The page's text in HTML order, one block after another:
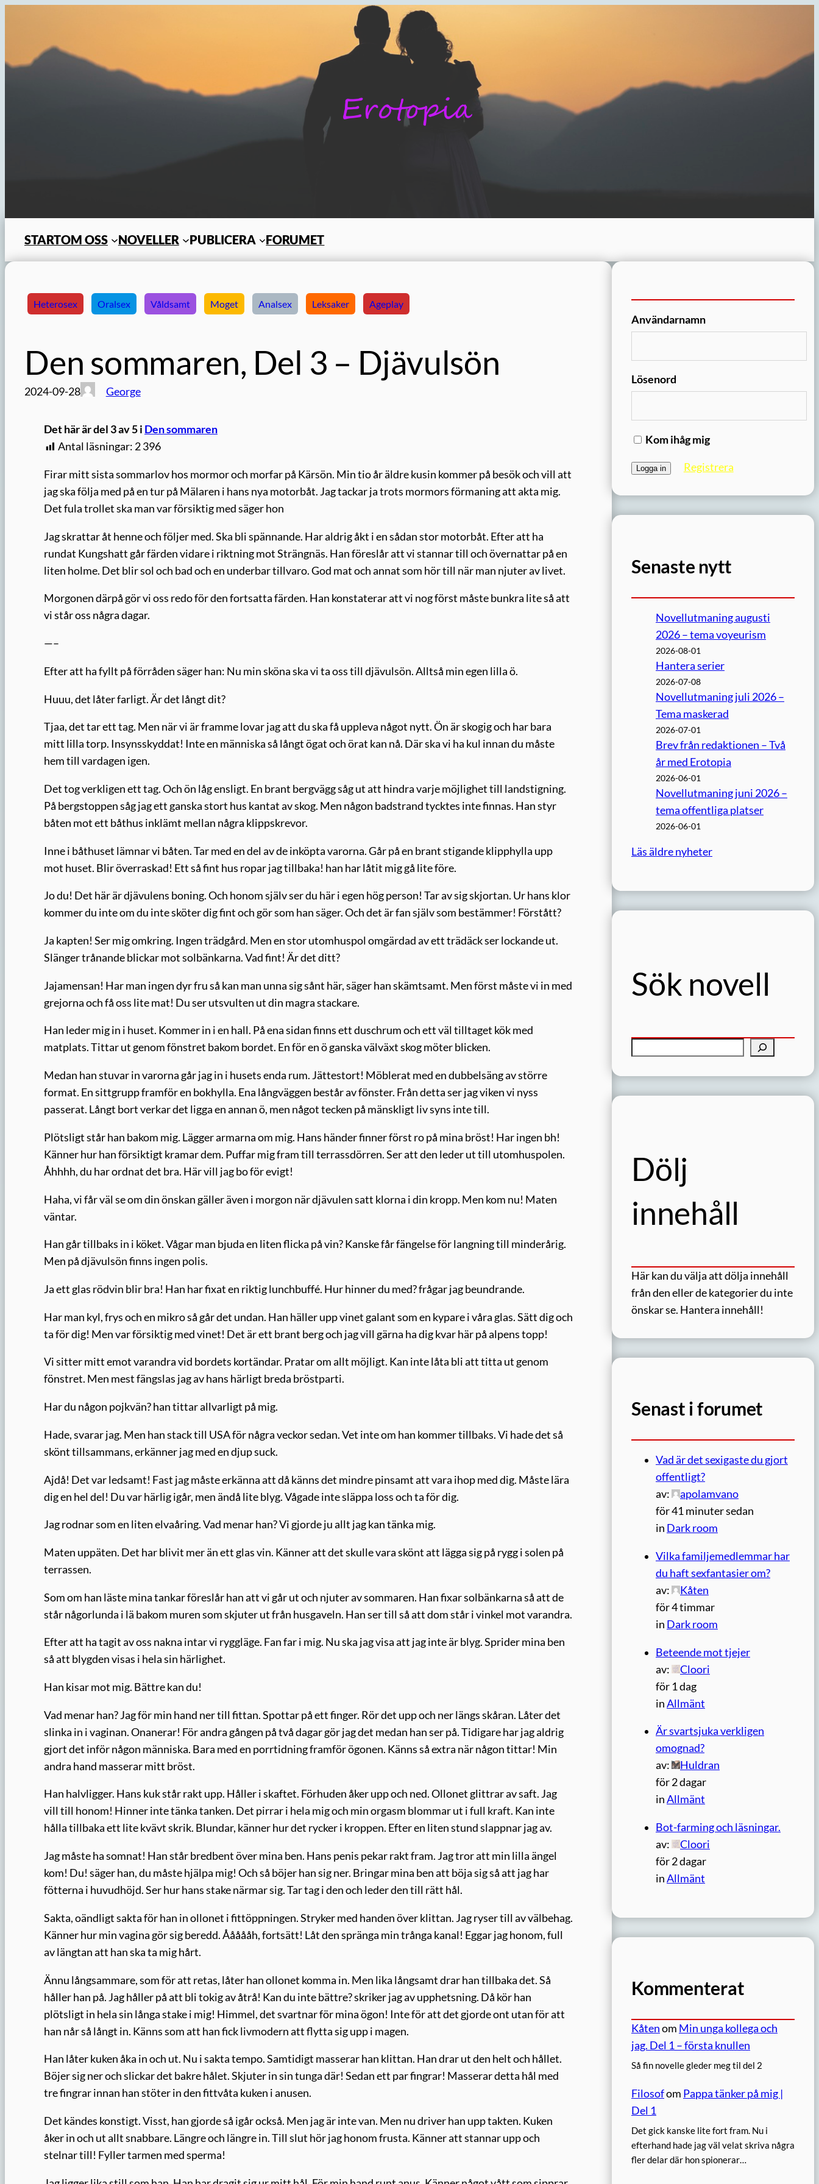
STARTOM OSS NOVELLER PUBLICERA FORUMET
Heterosex Oralsex Våldsamt Moget Analsex Leksaker Ageplay
Den sommaren, Del 3 – Djävulsön
2024-09-28 George
Det här är del 3 av 5 i Den sommaren
Antal läsningar: 2 396
Firar mitt sista sommarlov hos mormor och morfar på Kärsön. Min tio år äldre kusin kommer på besök och vill att
jag ska följa med på en tur på Mälaren i hans nya motorbåt. Jag tackar ja trots mormors förmaning att akta mig.
Det fula trollet ska man var försiktig med säger hon
Jag skrattar åt henne och följer med. Ska bli spännande. Har aldrig åkt i en sådan stor motorbåt. Efter att ha
rundat Kungshatt går färden vidare i riktning mot Strängnäs. Han föreslår att vi stannar till och övernattar på en
liten holme. Det blir sol och bad och en underbar tillvaro. God mat och annat som hör till när man njuter av livet.
Morgonen därpå gör vi oss redo för den fortsatta färden. Han konstaterar att vi nog först måste bunkra lite så att
vi står oss några dagar.
—–
Efter att ha fyllt på förråden säger han: Nu min sköna ska vi ta oss till djävulsön. Alltså min egen lilla ö.
Huuu, det låter farligt. Är det långt dit?
Tjaa, det tar ett tag. Men när vi är framme lovar jag att du ska få uppleva något nytt. Ön är skogig och har bara
mitt lilla torp. Insynsskyddat! Inte en människa så långt ögat och örat kan nå. Där ska vi ha kul innan du måste
hem till vardagen igen.
Det tog verkligen ett tag. Och ön låg ensligt. En brant bergvägg såg ut att hindra varje möjlighet till landstigning.
På bergstoppen såg jag ett ganska stort hus kantat av skog. Men någon badstrand tycktes inte finnas. Han styr
båten mot ett båthus inklämt mellan några klippskrevor.
Inne i båthuset lämnar vi båten. Tar med en del av de inköpta varorna. Går på en brant stigande klipphylla upp
mot huset. Blir överraskad! Ett så fint hus ropar jag tillbaka! han har låtit mig gå lite före.
Jo du! Det här är djävulens boning. Och honom själv ser du här i egen hög person! Tar av sig skjortan. Ur hans klor
kommer du inte om du inte sköter dig fint och gör som han säger. Och det är fan själv som bestämmer! Förstått?
Ja kapten! Ser mig omkring. Ingen trädgård. Men en stor utomhuspol omgärdad av ett trädäck ser lockande ut.
Slänger trånande blickar mot solbänkarna. Vad fint! Är det ditt?
Jajamensan! Har man ingen dyr fru så kan man unna sig sånt här, säger han skämtsamt. Men först måste vi in med
grejorna och få oss lite mat! Du ser utsvulten ut din magra stackare.
Han leder mig in i huset. Kommer in i en hall. På ena sidan finns ett duschrum och ett väl tilltaget kök med
matplats. Tittar ut genom fönstret bakom bordet. En för en ö ganska välväxt skog möter blicken.
Medan han stuvar in varorna går jag in i husets enda rum. Jättestort! Möblerat med en dubbelsäng av större
format. En sittgrupp framför en bokhylla. Ena långväggen består av fönster. Från detta ser jag viken vi nyss
passerat. Långt bort verkar det ligga en annan ö, men något tecken på mänskligt liv syns inte till.
Plötsligt står han bakom mig. Lägger armarna om mig. Hans händer finner först ro på mina bröst! Har ingen bh!
Känner hur han försiktigt kramar dem. Puffar mig fram till terrassdörren. Ser att den leder ut till utomhuspolen.
Åhhhh, du har ordnat det bra. Här vill jag bo för evigt!
Haha, vi får väl se om din önskan gäller även i morgon när djävulen satt klorna i din kropp. Men kom nu! Maten
väntar.
Han går tillbaks in i köket. Vågar man bjuda en liten flicka på vin? Kanske får fängelse för langning till minderårig.
Men på djävulsön finns ingen polis.
Ja ett glas rödvin blir bra! Han har fixat en riktig lunchbuffé. Hur hinner du med? frågar jag beundrande.
Har man kyl, frys och en mikro så går det undan. Han häller upp vinet galant som en kypare i våra glas. Sätt dig och
ta för dig! Men var försiktig med vinet! Det är ett brant berg och jag vill gärna ha dig kvar här på alpens topp!
Vi sitter mitt emot varandra vid bordets kortändar. Pratar om allt möjligt. Kan inte låta bli att titta ut genom
fönstret. Men mest fängslas jag av hans härligt breda bröstparti.
Har du någon pojkvän? han tittar allvarligt på mig.
Hade, svarar jag. Men han stack till USA för några veckor sedan. Vet inte om han kommer tillbaks. Vi hade det så
skönt tillsammans, erkänner jag med en djup suck.
Ajdå! Det var ledsamt! Fast jag måste erkänna att då känns det mindre pinsamt att vara ihop med dig. Måste lära
dig en hel del! Du var härlig igår, men ändå lite blyg. Vågade inte släppa loss och ta för dig.
Jag rodnar som en liten elvaåring. Vad menar han? Vi gjorde ju allt jag kan tänka mig.
Maten uppäten. Det har blivit mer än ett glas vin. Känner att det skulle vara skönt att lägga sig på rygg i solen på
terrassen.
Som om han läste mina tankar föreslår han att vi går ut och njuter av sommaren. Han fixar solbänkarna så att de
står någorlunda i lä bakom muren som skjuter ut från husgaveln. Han ser till så att dom står i vinkel mot varandra.
Efter att ha tagit av oss nakna intar vi ryggläge. Fan far i mig. Nu ska jag visa att jag inte är blyg. Sprider mina ben
så att blygden visas i hela sin härlighet.
Han kisar mot mig. Bättre kan du!
Vad menar han? Jag för min hand ner till fittan. Spottar på ett finger. Rör det upp och ner längs skåran. Låter det
slinka in i vaginan. Onanerar! För andra gången på två dagar gör jag det medan han ser på. Tidigare har jag aldrig
gjort det inför någon människa. Bara med en porrtidning framför ögonen. Känns så extra när någon tittar! Min
andra hand masserar mitt bröst.
Han halvligger. Hans kuk står rakt upp. Håller i skaftet. Förhuden åker upp och ned. Ollonet glittrar av saft. Jag
vill till honom! Hinner inte tänka tanken. Det pirrar i hela mig och min orgasm blommar ut i full kraft. Kan inte
hålla tillbaka ett lite kvävt skrik. Blundar, känner hur det rycker i kroppen. Efter en liten stund slappnar jag av.
Jag måste ha somnat! Han står bredbent över mina ben. Hans penis pekar rakt fram. Jag tror att min lilla ängel
kom! Du! säger han, du måste hjälpa mig! Och så böjer han sig ner. Bringar mina ben att böja sig så att jag har
fötterna i huvudhöjd. Ser hur hans stake närmar sig. Tar tag i den och leder den till rätt hål.
Sakta, oändligt sakta för han in ollonet i fittöppningen. Stryker med handen över klittan. Jag ryser till av välbehag.
Känner hur min vagina gör sig beredd. Åååååh, fortsätt! Låt den spränga min trånga kanal! Eggar jag honom, full
av längtan att han ska ta mig hårt.
Ännu långsammare, som för att retas, låter han ollonet komma in. Men lika långsamt drar han tillbaka det. Så
håller han på. Jag håller på att bli tokig av åtrå! Kan du inte bättre? skriker jag av upphetsning. Då kör han
plötsligt in hela sin långa stake i mig! Himmel, det svartnar för mina ögon! Inte för att det gjorde ont utan för att
han når så långt in. Känns som att han fick livmodern att flytta sig upp i magen.
Han låter kuken åka in och ut. Nu i sakta tempo. Samtidigt masserar han klittan. Han drar ut den helt och hållet.
Böjer sig ner och slickar det bakre hålet. Skjuter in sin tunga där! Sedan ett par fingrar! Masserar detta hål med
tre fingrar innan han stöter in den fittvåta kuken i anusen.
Det kändes konstigt. Visst, han gjorde så igår också. Men jag är inte van. Men nu driver han upp takten. Kuken
åker in och ut allt snabbare. Längre och längre in. Till slut hör jag honom frusta. Känner att stannar upp och
stelnar till! Fyller tarmen med sperma!
Användarnamn
Lösenord
Kom ihåg mig
Registrera
Senaste nytt
Novellutmaning augusti
2026 – tema voyeurism
2026-08-01
Hantera serier
2026-07-08
Novellutmaning juli 2026 –
Tema maskerad
2026-07-01
Brev från redaktionen – Två
år med Erotopia
2026-06-01
Novellutmaning juni 2026 –
tema offentliga platser
2026-06-01
Läs äldre nyheter
Sök novell
k
Dölj
innehåll
Här kan du välja att dölja innehåll
från den eller de kategorier du inte
önskar se. Hantera innehåll!
Senast i forumet
Vad är det sexigaste du gjort
offentligt?
av:
apolamvano
för 41 minuter sedan
in Dark room
Vilka familjemedlemmar har
du haft sexfantasier om?
av:
Kåten
för 4 timmar
in Dark room
Beteende mot tjejer
av:
Cloori
för 1 dag
inAllmänt
Är svartsjuka verkligen
omognad?
av:
Huldran
för 2 dagar
inAllmänt
Bot-farming och läsningar.
av:
Cloori
för 2 dagar
inAllmänt
Kommenterat
Kåtenom Min unga kollega och
jag. Del 1 – första knullen
Så fin novelle gleder meg til del 2
Filosofom Pappa tänker på mig |
Del 1
Det gick kanske lite fort fram. Nu i
efterhand hade jag väl velat skriva några
fler delar där hon spionerar…